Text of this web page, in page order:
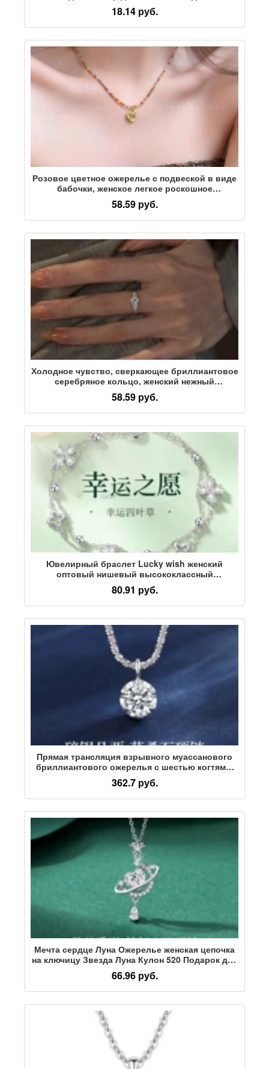
минималистичная индивидуальность тонкое
открывающееся кольцо на указательном
пальце тренд
18.14 руб.
Розовое цветное ожерелье с подвеской в виде
бабочки, женское легкое роскошное
высококачественное ожерелье с цепочкой из
бисера для ключиц, дизайнерские летние
аксессуары
58.59 руб.
Холодное чувство, сверкающее бриллиантовое
серебряное кольцо, женский нежный
темперамент, открытое кольцо с бриллиантом
на указательном пальце, легкое роскошное
кольцо высокого класса, парное кольцо
58.59 руб.
Ювелирный браслет Lucky wish женский
оптовый нишевый высококлассный
ювелирный браслет из циркона с
четырехлистным клевером one piece
distribution agent
80.91 руб.
Прямая трансляция взрывного муассанового
бриллиантового ожерелья с шестью когтями,
женское легкое роскошное высококлассное
ощущение сверкающей короны, кулон на
ключице, цепочка ювелирных изделий
362.7 руб.
Мечта сердце Луна Ожерелье женская цепочка
на ключицу Звезда Луна Кулон 520 Подарок для
подруги и жены оптовая продажа с фабрики
66.96 руб.